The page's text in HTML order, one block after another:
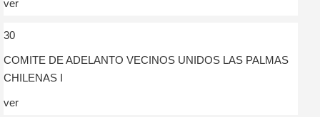
ver
30
COMITE DE ADELANTO VECINOS UNIDOS LAS PALMAS
CHILENAS I
ver